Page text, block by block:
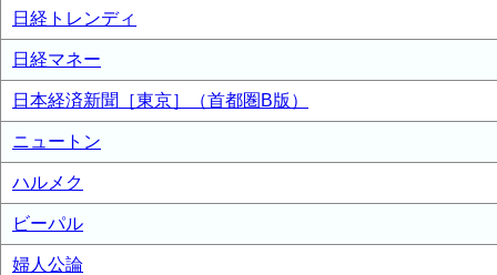
日経トレンディ
日経マネー
日本経済新聞［東京］（首都圏B版）
ニュートン
ハルメク
ビーパル
婦人公論